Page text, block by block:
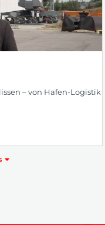
– von Hafen-Logistik